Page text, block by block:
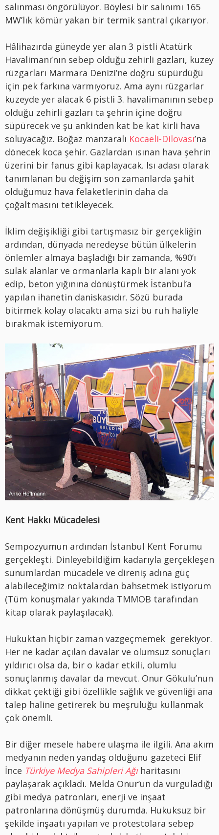
salınması öngörülüyor. Böylesi bir salınımı 165
MW’lık kömür yakan bir termik santral çıkarıyor.
Hâlihazırda güneyde yer alan 3 pistli Atatürk
Havalimanı’nın sebep olduğu zehirli gazları, kuzey
rüzgarları Marmara Denizi’ne doğru süpürdüğü
için pek farkına varmıyoruz. Ama aynı rüzgarlar
kuzeyde yer alacak 6 pistli 3. havalimanının sebep
olduğu zehirli gazları ta şehrin içine doğru
süpürecek ve şu ankinden kat be kat kirli hava
soluyacağız. Boğaz manzaralı Kocaeli-Dilovası’na
dönecek koca şehir. Gazlardan ısınan hava şehrin
üzerini bir fanus gibi kaplayacak. Isı adası olarak
tanımlanan bu değişim son zamanlarda şahit
olduğumuz hava felaketlerinin daha da
çoğaltmasını tetikleyecek.
İklim değişikliği gibi tartışmasız bir gerçekliğin
ardından, dünyada neredeyse bütün ülkelerin
önlemler almaya başladığı bir zamanda, %90’ı
sulak alanlar ve ormanlarla kaplı bir alanı yok
edip, beton yığınına dönüştürmek İstanbul’a
yapılan ihanetin daniskasıdır. Sözü burada
bitirmek kolay olacaktı ama sizi bu ruh haliyle
bırakmak istemiyorum.
Kent Hakkı Mücadelesi
Sempozyumun ardından İstanbul Kent Forumu
gerçekleşti. Dinleyebildiğim kadarıyla gerçekleşen
sunumlardan mücadele ve direniş adına güç
alabileceğimiz noktalardan bahsetmek istiyorum
(Tüm konuşmalar yakında TMMOB tarafından
kitap olarak paylaşılacak).
Hukuktan hiçbir zaman vazgeçmemek gerekiyor.
Her ne kadar açılan davalar ve olumsuz sonuçları
yıldırıcı olsa da, bir o kadar etkili, olumlu
sonuçlanmış davalar da mevcut. Onur Gökulu’nun
dikkat çektiği gibi özellikle sağlık ve güvenliği ana
talep haline getirerek bu meşruluğu kullanmak
çok önemli.
Bir diğer mesele habere ulaşma ile ilgili. Ana akım
medyanın neden yandaş olduğunu gazeteci Elif
İnce Türkiye Medya Sahipleri Ağı haritasını
paylaşarak açıkladı. Melda Onur’un da vurguladığı
gibi medya patronları, enerji ve inşaat
patronlarına dönüşmüş durumda. Hukuksuz bir
şekilde inşaatı yapılan ve protestolara sebep